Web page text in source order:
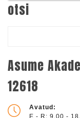
otsi
Asume
12618
Avatud:
E - R: 9.00 -